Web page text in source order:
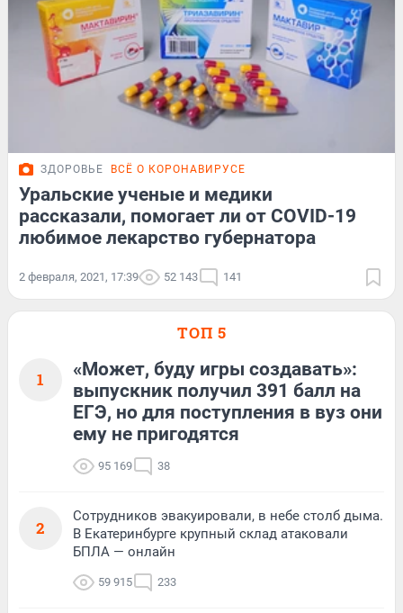
ЗДОРОВЬЕ ВСЁ О КОРОНАВИРУСЕ
Уральские ученые и медики
рассказали, помогает ли от COVID-19
любимое лекарство губернатора
2 февраля, 2021, 17:39 52 143 141
ТОП 5
1
«Может, буду игры создавать»:
выпускник получил 391 балл на
ЕГЭ, но для поступления в вуз они
ему не пригодятся
95 169 38
2
Сотрудников эвакуировали, в небе столб дыма.
В Екатеринбурге крупный склад атаковали
БПЛА — онлайн
59 915 233